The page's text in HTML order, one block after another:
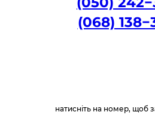
(068)
натисніть на номер, щоб